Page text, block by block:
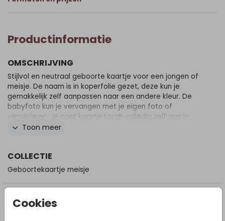
Cookies
Productinformatie
OMSCHRIJVING
Stijlvol en neutraal geboorte kaartje voor een jongen of
meisje. De naam is in koperfolie gezet, deze kun je
gemakkelijk zelf aanpassen naar een andere kleur. De
babyfoto kun je vervangen met je eigen foto of
verwijderen. Je past kaartje Lorah volledig zelf aan in
onze editor!
Toon meer
COLLECTIE
Geboortekaartje meisje
DIT VIND JE MISSCHIEN OOK LEUK